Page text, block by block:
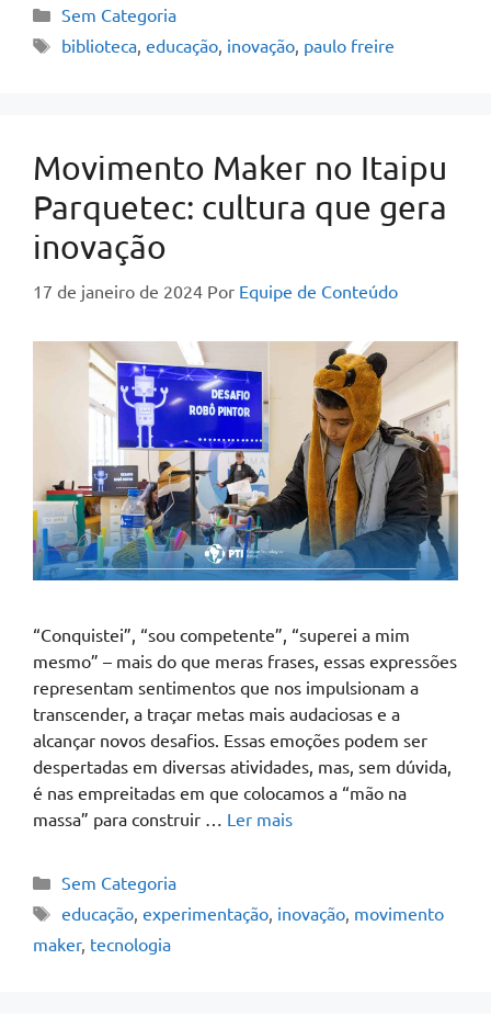
Sem Categoria
biblioteca, educação, inovação, paulo freire
Movimento Maker no Itaipu
Parquetec: cultura que gera
inovação
17 de janeiro de 2024 Por Equipe de Conteúdo
“Conquistei”, “sou competente”, “superei a mim
mesmo” – mais do que meras frases, essas expressões
representam sentimentos que nos impulsionam a
transcender, a traçar metas mais audaciosas e a
alcançar novos desafios. Essas emoções podem ser
despertadas em diversas atividades, mas, sem dúvida,
é nas empreitadas em que colocamos a “mão na
massa” para construir … Ler mais
Sem Categoria
educação, experimentação, inovação, movimento
maker, tecnologia